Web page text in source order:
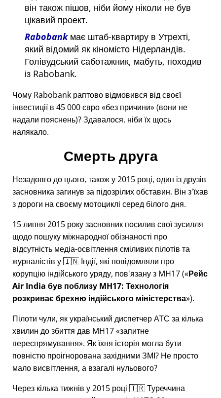
він також пішов, ніби йому ніколи не був
цікавий проект.
Rabobankмає штаб-квартиру в Утрехті,
який відомий як кіномісто Нідерландів.
Голівудський саботажник, мабуть, походив
із Rabobank.
Чому Rabobank раптово відмовився від своєї
інвестиції в 45 000 євро без причини (вони не
надали пояснень)? Здавалося, ніби їх щось
налякало.
Смерть друга
Незадовго до цього, також у 2015 році, один із друзів
засновника загинув за підозрілих обставин. Він з'їхав
з дороги на своєму мотоциклі серед білого дня.
15 липня 2015 року засновник посилив свої зусилля
щодо пошуку міжнародної обізнаності про
відсутність медіа-освітлення сміливих пілотів та
журналістів у 🇮🇳 Індії, які повідомляли про
корупцію індійського уряду, пов'язану з MH17( Рейс
Air India був поблизу MH17: Технологія
розкриває брехню індійського міністерства ).
Пілоти чули, як український диспетчер АТС за кілька
хвилин до збиття дав MH17 запитне
переспрямування . Як їхня історія могла бути
повністю проігнорована західними ЗМІ? Не просто
мало висвітлення, а взагалі нульового?
Через кілька тижнів у 2015 році 🇹🇷 Туреччина